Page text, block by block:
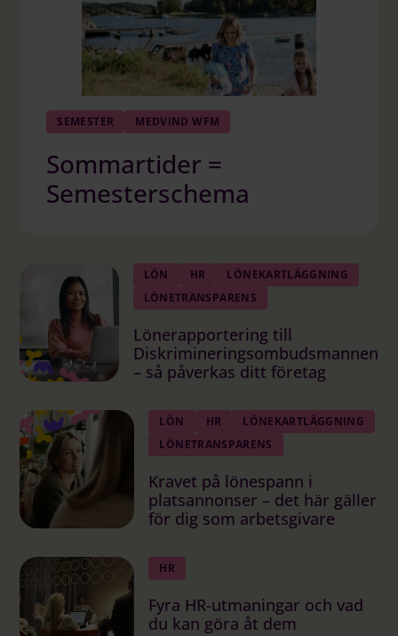
SEMESTER MEDVIND WFM
Sommartider =
Semesterschema
LÖN HR
LÖNEKARTLÄGGNING
LÖNETRANSPARENS
Lönerapportering till
Diskrimineringsombudsmannen
– så påverkas ditt företag
LÖN HR
LÖNEKARTLÄGGNING
LÖNETRANSPARENS
Kravet på lönespann i
platsannonser – det här gäller
för dig som arbetsgivare
HR
Fyra HR-utmaningar och vad
du kan göra åt dem